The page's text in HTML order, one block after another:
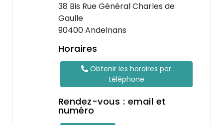
38 Bis Rue Général Charles de
Gaulle
90400 Andelnans
Horaires
Obtenir les horaires par
téléphone
Rendez-vous : email et
numéro